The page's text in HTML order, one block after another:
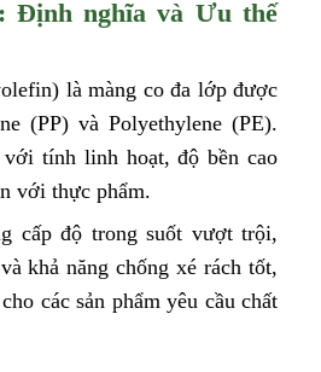
Định nghĩa và Ưu thế
là màng co đa lớp được
(PP) và Polyethylene (PE).
tính linh hoạt, độ bền cao
với thực phẩm.
cấp độ trong suốt vượt trội,
khả năng chống xé rách tốt,
các sản phẩm yêu cầu chất